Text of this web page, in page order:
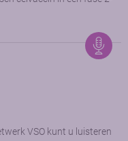
VSO kunt u luisteren